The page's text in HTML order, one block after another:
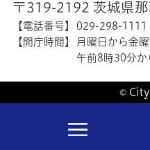
〒319-2192 茨城県
【電話番号】
029-298-1111
【開庁時間】
月曜日から金
午前8時30分
© City